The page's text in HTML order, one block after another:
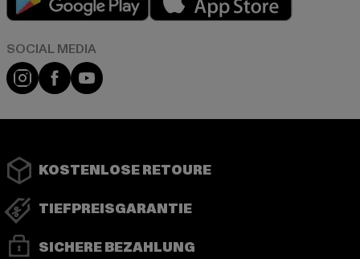
Instagram
FacebookYouTube
KOSTENLOSE RETOURE
TIEFPREISGARANTIE
SICHERE BEZAHLUNG